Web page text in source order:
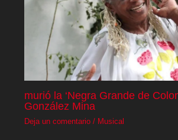
murió la ‘Negra Grande de
González Mina
Deja un comentario / Musical